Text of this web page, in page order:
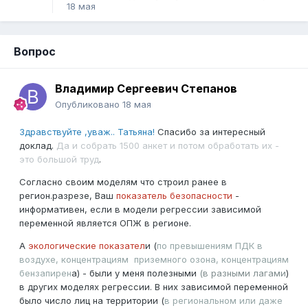
18 мая
Вопрос
Владимир Сергеевич Степанов
Опубликовано 18 мая
Здравствуйте ,уваж.. Татьяна! Спасибо за интересный
доклад. Да и собрать 1500 анкет и потом обработать их -
это большой труд.
Согласно своим моделям что строил ранее в
регион.разрезе, Ваш показатель безопасности -
информативен, если в модели регрессии зависимой
переменной является ОПЖ в регионе.
А экологические показатели (по превышениям ПДК в
воздухе, концентрациям приземного озона, концентрациям
бензапирена) - были у меня полезными (в разными лагами)
в других моделях регрессии. В них зависимой переменной
было число лиц на территории (в региональном или даже